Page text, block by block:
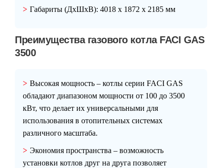
Габариты (ДxШxВ): 4018 x 1872 x 2185 мм
Преимущества газового котла FACI GAS
3500
Высокая мощность – котлы серии FACI GAS
обладают диапазоном мощности от 100 до 3500
кВт, что делает их универсальными для
использования в отопительных системах
различного масштаба.
Экономия пространства – возможность
установки котлов друг на друга позволяет